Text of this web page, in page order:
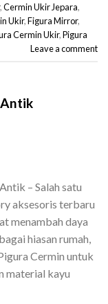
,Cermin Ukir Jepara,
Ukir,Figura Mirror,
Cermin Ukir,Pigura
Leave a comment
– Salah satu
aksesoris terbaru
menambah daya
hiasan rumah,
Cermin untuk
material kayu